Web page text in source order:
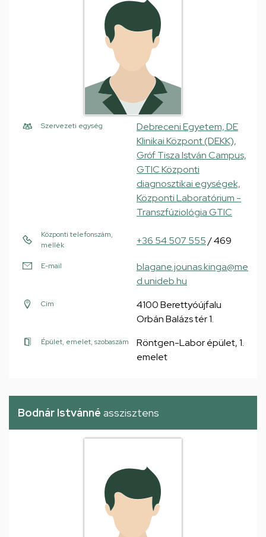
Szervezeti egység
Debreceni Egyetem, DE
Klinikai Központ (DEKK),
Gróf Tisza István Campus,
GTIC Központi
diagnosztikai egységek,
Központi Laboratórium -
Transzfúziológia GTIC
Központi telefonszám,
mellék
+36 54 507 555/ 469
E-mail
blagane.jounas.kinga@me
d.unideb.hu
Cím
4100 Berettyóújfalu
Orbán Balázs tér 1.
Épület, emelet, szobaszám
Röntgen-Labor épület, 1.
emelet
Bodnár Istvánné asszisztens